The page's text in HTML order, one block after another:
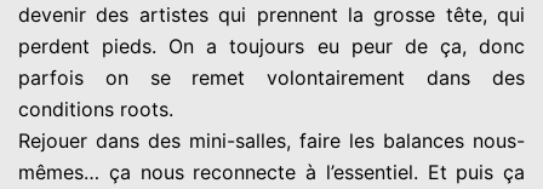
devenir des artistes qui prennent la grosse tête, qui
perdent pieds. On a toujours eu peur de ça, donc
parfois on se remet volontairement dans des
conditions roots.
Rejouer dans des mini-salles, faire les balances nous-
mêmes… ça nous reconnecte à l’essentiel. Et puis ça